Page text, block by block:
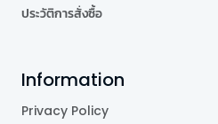
ประวัติการสั่งซื้อ
Information
Privacy Policy